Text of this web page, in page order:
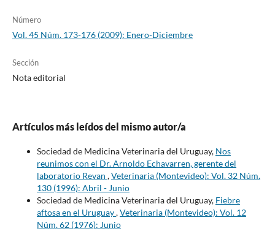
Número
Vol. 45 Núm. 173-176 (2009): Enero-Diciembre
Sección
Nota editorial
Artículos más leídos del mismo autor/a
Sociedad de Medicina Veterinaria del Uruguay, Nos
reunimos con el Dr. Arnoldo Echavarren, gerente del
laboratorio Revan ,Veterinaria (Montevideo): Vol. 32 Núm.
130 (1996): Abril - Junio
Sociedad de Medicina Veterinaria del Uruguay, Fiebre
aftosa en el Uruguay,Veterinaria (Montevideo): Vol. 12
Núm. 62 (1976): Junio